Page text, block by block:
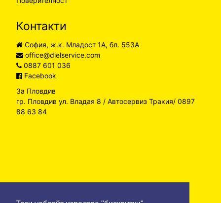
Контакти
София, ж.к. Младост 1А, бл. 553А
office@dielservice.com
0887 601 036
Facebook
За Пловдив
гр. Пловдив ул. Владая 8 / Автосервиз Тракия/ 0897
88 63 84